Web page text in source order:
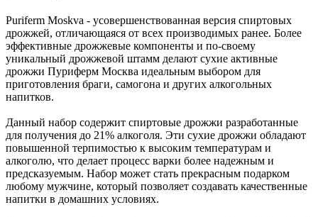
Puriferm Moskva - усовершенствованная версия спиртовых
дрожжей, отличающаяся от всех производимых ранее. Более
эффективные дрожжевые компоненты и по-своему
уникальный дрожжевой штамм делают сухие активные
дрожжи Пуриферм Москва идеальным выбором для
приготовления браги, самогона и других алкогольных
напитков.
Данный набор содержит спиртовые дрожжи разработанные
для получения до 21% алкоголя. Эти сухие дрожжи обладают
повышенной терпимостью к высоким температурам и
алкоголю, что делает процесс варки более надежным и
предсказуемым. Набор может стать прекрасным подарком
любому мужчине, который позволяет создавать качественные
напитки в домашних условиях.